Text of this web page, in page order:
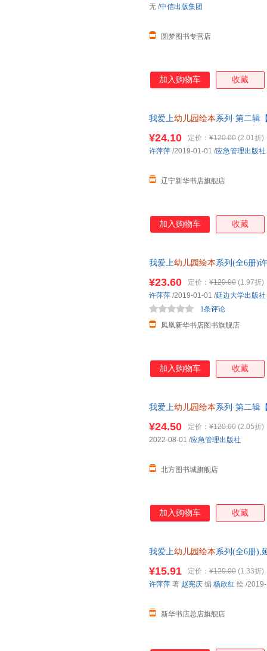
圆梦图书专营店
无 /中信出版集团
加入购物车 收藏
我爱上幼儿园绘本系列·第二辑
正规发票
¥24.10 定价： ¥120.00 (2.01折)
辽宁新华书店旗舰店
许萍萍 /2019-01-01 /应急管理出版社
加入购物车 收藏
我爱上幼儿园绘本系列(全6册)
¥23.60 定价： ¥120.00 (1.97折)
凤凰新华书店图书旗舰店
1条评论
许萍萍 /2019-01-01 /延边大学出版社
加入购物车 收藏
我爱上幼儿园绘本系列·第二辑
图书书籍
¥24.50 定价： ¥120.00 (2.05折)
北方图书城旗舰店
2022-08-01 /应急管理出版社
加入购物车 收藏
我爱上幼儿园绘本系列(全6册),
13284178503
¥15.91 定价： ¥120.00 (1.33折)
新华书店总店旗舰店
许萍萍 著 赵宪庆 编 杨欣红 绘 /